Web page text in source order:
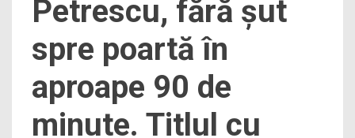
Petrescu, fără șut
spre poartă în
aproape 90 de
minute. Titlul cu